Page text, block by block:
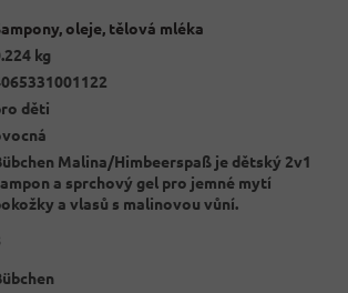
oleje, tělová mléka
kg
děti
Malina/Himbeerspaß je dětský 2v1
a sprchový gel pro jemné mytí
a vlasů s malinovou vůní.